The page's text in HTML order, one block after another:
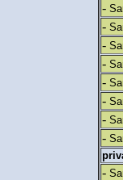
-
-
-
-
-
-
-
-
-